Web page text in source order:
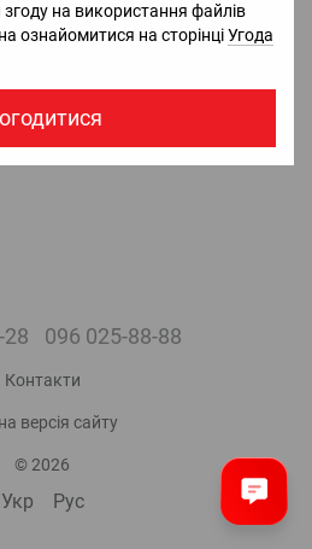
на використання файлів
ознайомитися на сторінціУгода
18 599 грн з ПДВ.
Очікується
28 096 025-88-88
Контакти
версія сайту
© 2026
Укр Рус